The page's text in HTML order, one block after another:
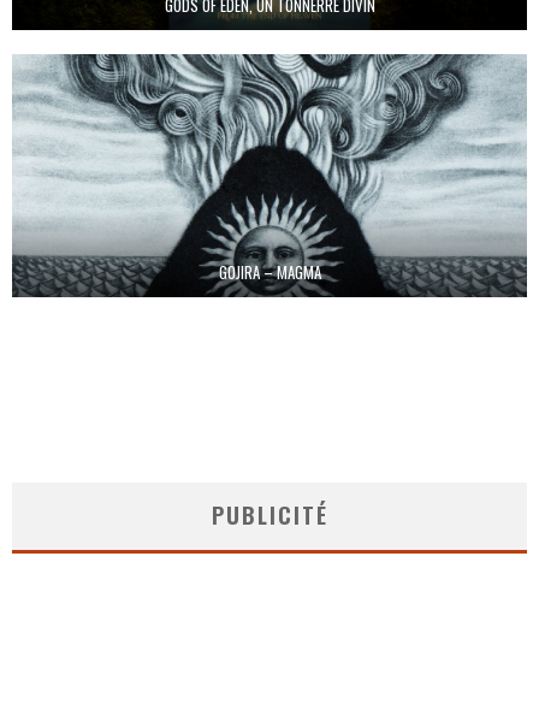
GODS OF EDEN, UN TONNERRE DIVIN
GOJIRA – MAGMA
PUBLICITÉ